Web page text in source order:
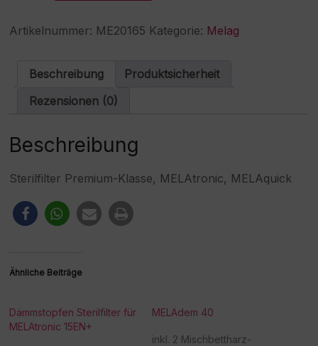
MELAtronic,
MELAquick
e
r
t
Artikelnummer: ME20165 Kategorie: Melag
Beschreibung
Produktsicherheit
Rezensionen (0)
Beschreibung
Sterilfilter Premium-Klasse, MELAtronic, MELAquick
Ähnliche Beiträge
Dämmstopfen Sterilfilter für
MELAtronic 15EN+
MELAdem 40
inkl. 2 Mischbettharz-